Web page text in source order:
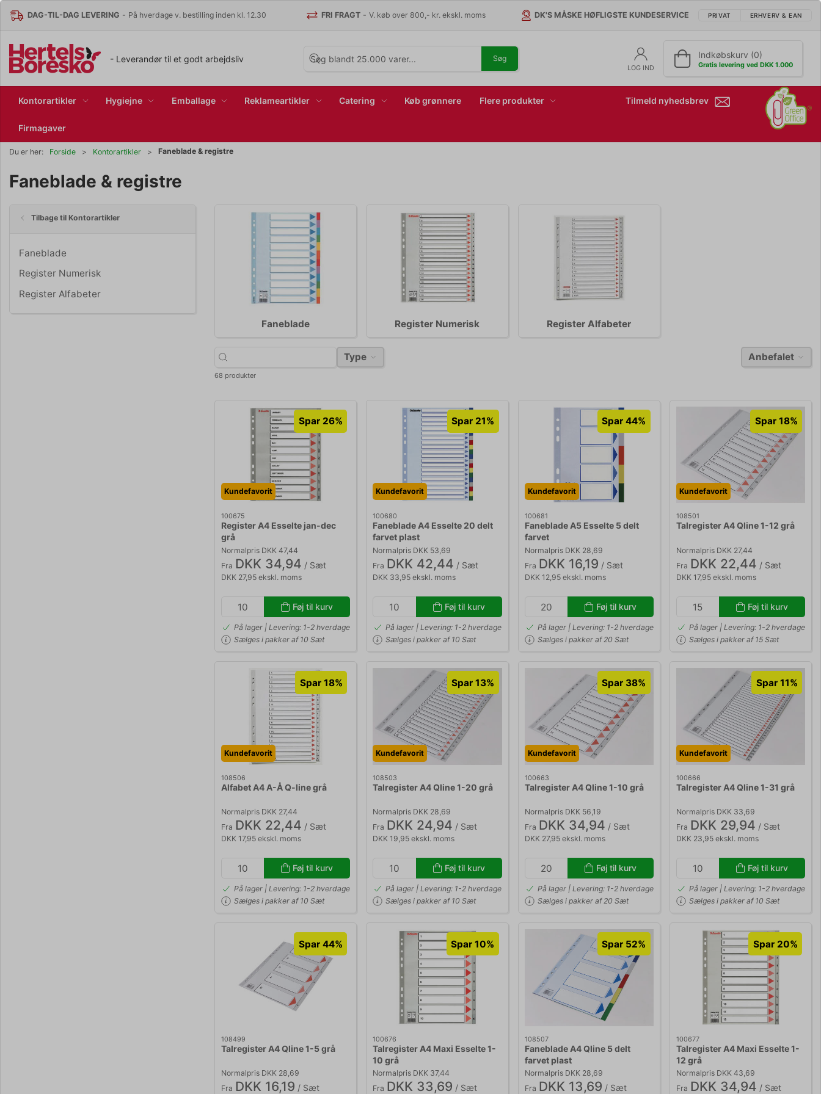
DAG-TIL-DAG LEVERING - På hverdage v. bestilling inden kl. 12.30 FRI FRAGT -V. køb over 800,- kr. ekskl. moms DK'S MÅSKE HØFLIGSTE KUNDESERVICE PRIVAT ERHVERV & EAN
- Leverandør til et godt arbejdsliv Søg
LOG IND
Indkøbskurv (0)
Gratis levering ved DKK 1.000
Kontorartikler Hygiejne Emballage Reklameartikler Catering Køb grønnere Flere produkter
Firmagaver
Tilmeld nyhedsbrev
Du er her: Forside Kontorartikler Faneblade & registre
Faneblade & registre
Tilbage til Kontorartikler
Faneblade
Register Numerisk
Register Alfabeter
Faneblade Register Numerisk Register Alfabeter
Type Anbefalet
68 produkter
Kundefavorit
Spar 26%
100675
Register A4 Esselte jan-dec
grå
Normalpris DKK 47,44
Fra DKK 34,94 / Sæt
DKK 27,95 ekskl. moms
Føj til kurv
På lager | Levering: 1-2 hverdage
Sælges i pakker af 10 Sæt
Kundefavorit
Spar 21%
100680
Faneblade A4 Esselte 20 delt
farvet plast
Normalpris DKK 53,69
Fra DKK 42,44 / Sæt
DKK 33,95 ekskl. moms
Føj til kurv
På lager | Levering: 1-2 hverdage
Sælges i pakker af 10 Sæt
Kundefavorit
Spar 44%
100681
Faneblade A5 Esselte 5 delt
farvet
Normalpris DKK 28,69
Fra DKK 16,19 / Sæt
DKK 12,95 ekskl. moms
Føj til kurv
På lager | Levering: 1-2 hverdage
Sælges i pakker af 20 Sæt
Kundefavorit
Spar 18%
108501
Talregister A4 Qline 1-12 grå
Normalpris DKK 27,44
Fra DKK 22,44 / Sæt
DKK 17,95 ekskl. moms
Føj til kurv
På lager | Levering: 1-2 hverdage
Sælges i pakker af 15 Sæt
Kundefavorit
Spar 18%
108506
Alfabet A4 A-Å Q-line grå
Normalpris DKK 27,44
Fra DKK 22,44 / Sæt
DKK 17,95 ekskl. moms
Føj til kurv
På lager | Levering: 1-2 hverdage
Sælges i pakker af 10 Sæt
Kundefavorit
Spar 13%
108503
Talregister A4 Qline 1-20 grå
Normalpris DKK 28,69
Fra DKK 24,94 / Sæt
DKK 19,95 ekskl. moms
Føj til kurv
På lager | Levering: 1-2 hverdage
Sælges i pakker af 10 Sæt
Kundefavorit
Spar 38%
100663
Talregister A4 Qline 1-10 grå
Normalpris DKK 56,19
Fra DKK 34,94 / Sæt
DKK 27,95 ekskl. moms
Føj til kurv
På lager | Levering: 1-2 hverdage
Sælges i pakker af 20 Sæt
Kundefavorit
Spar 11%
100666
Talregister A4 Qline 1-31 grå
Normalpris DKK 33,69
Fra DKK 29,94 / Sæt
DKK 23,95 ekskl. moms
Føj til kurv
På lager | Levering: 1-2 hverdage
Sælges i pakker af 10 Sæt
Spar 44%
108499
Talregister A4 Qline 1-5 grå
Normalpris DKK 28,69
Fra DKK 16,19 / Sæt
Spar 10%
100676
Talregister A4 Maxi Esselte 1-
10 grå
Normalpris DKK 37,44
Fra DKK 33,69 / Sæt
Spar 52%
108507
Faneblade A4 Qline 5 delt
farvet plast
Normalpris DKK 28,69
Fra DKK 13,69 / Sæt
Spar 20%
100677
Talregister A4 Maxi Esselte 1-
12 grå
Normalpris DKK 43,69
Fra DKK 34,94 / Sæt